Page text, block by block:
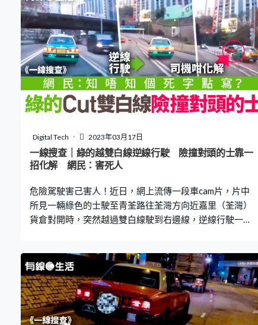
一優惠延至6月！購票方法＋上車地點一文看自費檢測站
3.22起僅餘5個 地點、開放時間一覽 預約檢測3大常見
Q&A特區護照續期申請 6大常見錯誤 入境處提醒不少
人照片規格不符｜附申請教學 女子疑衝紅燈捱撞 有網民在
facebook群組「車cam L（香港群組）」上載一段恐怖車
Cam片段。片中可見，事發為昨日（27日）下午接近3
時，當時正下著毛毛細雨，的士沿插桅杆街往石門方向行
駛，當駛至牛皮沙街交界的行人過路線時，正亮著綠色行
然冒雨衝出馬路，跑過對面，而的士司機疑視線受阻，收
掣不及將她整個人撞飛。 女子被的士撞到凌空飛起 該名女
子被的士撞到凌空飛起，然後翻筋斗墮地，倒臥地上仍有
Digital Tech 2023年03月17日
一線搜查｜綠的越雙白線逆線行駛 險撞對頭的士靠一
招化解 網民：害死人
危險駕駛害己害人！近日，網上流傳一段車cam片，片中
所見一輛綠色的士駛至青荃路往荃灣方向近嘉里（荃灣）
貨倉對開時，突然越過雙白線駛到右邊線，逆線行駛一段
網 Taxi」上載一段車cam片。車CAM顯示事發位置在青荃
路往荃灣方向，片中所見，拍攝的車主一直跟着前方綠的
行駛，但綠的駛至近嘉里（荃灣）貨倉對開時，突然越過
雙白線切到右邊線，更逆線行駛了一段時間。 更多熱門文
章： 元朗男童貪玩石頭擲車 外傭全程玩手機 車主險被